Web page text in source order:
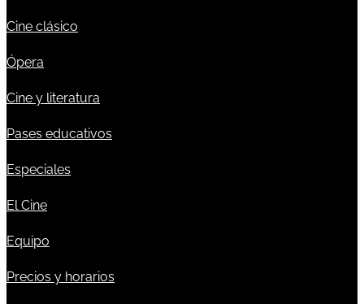
Cine clásico
Ópera
Cine y literatura
Pases educativos
Especiales
El Cine
Equipo
Precios y horarios